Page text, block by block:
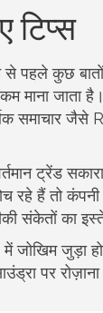
टिप्स
कुछ बातों
माना जाता
जैसे
ट्रेंड
रहे हैं तो
संकेतों का
जोखिम जुड़ा
पर